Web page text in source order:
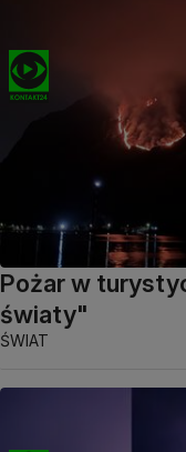
Pożar w
światy"
ŚWIAT